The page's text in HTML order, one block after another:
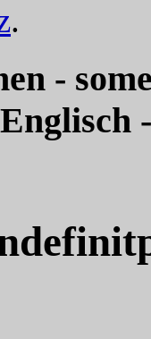
.
-